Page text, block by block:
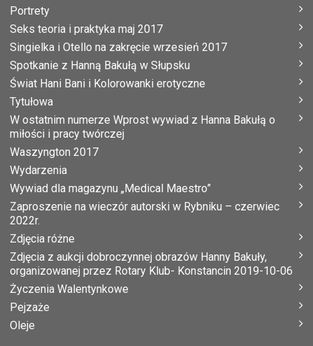
Portrety
Seks teoria i praktyka maj 2017
Singielka i Otello na zakręcie wrzesień 2017
Spotkanie z Hanną Bakułą w Słupsku
Świat Hani Bani i Kolorowanki erotyczne
Tytułowa
W ostatnim numerze Wprost wywiad z Hanna Bakułą o
miłości i pracy twórczej
Waszyngton 2017
Wydarzenia
Wywiad dla magazynu „Medical Maestro”
Zaproszenie na wieczór autorski w Rybniku – czerwiec
2022r.
Zdjęcia różne
Zdjęcia z aukcji dobroczynnej obrazów Hanny Bakuły,
organizowanej przez Rotary Klub- Konstancin 2019-10-06
Życzenia Walentynkowe
Pejzaże
Oleje